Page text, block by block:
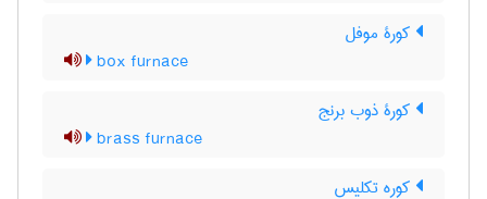
کورۀ موفل
box furnace
کورۀ ذوب برنج
brass furnace
کوره تکلیس